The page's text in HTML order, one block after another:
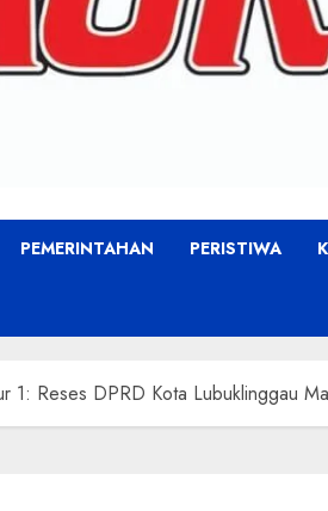
PEMERINTAHAN PERISTIWA
1: Reses DPRD Kota Lubuklinggau